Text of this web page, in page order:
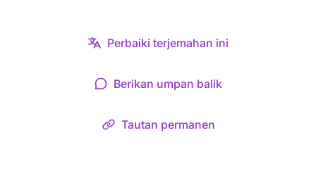
Perbaiki terjemahan ini
Berikan umpan balik
Tautan permanen